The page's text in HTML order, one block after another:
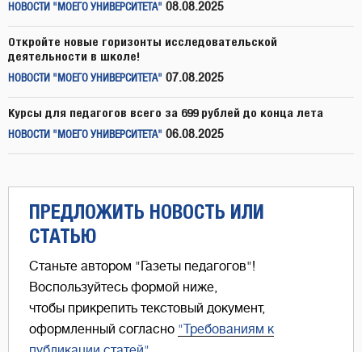
НОВОСТИ "МОЕГО УНИВЕРСИТЕТА" 08.08.2025
Откройте новые горизонты исследовательской
деятельности в школе!
НОВОСТИ "МОЕГО УНИВЕРСИТЕТА" 07.08.2025
Курсы для педагогов всего за 699 рублей до конца лета
НОВОСТИ "МОЕГО УНИВЕРСИТЕТА" 06.08.2025
ПРЕДЛОЖИТЬ НОВОСТЬ ИЛИ
СТАТЬЮ
Станьте автором "Газеты педагогов"!
Воспользуйтесь формой ниже,
чтобы прикрепить текстовый документ,
оформленный согласно "Требованиям к